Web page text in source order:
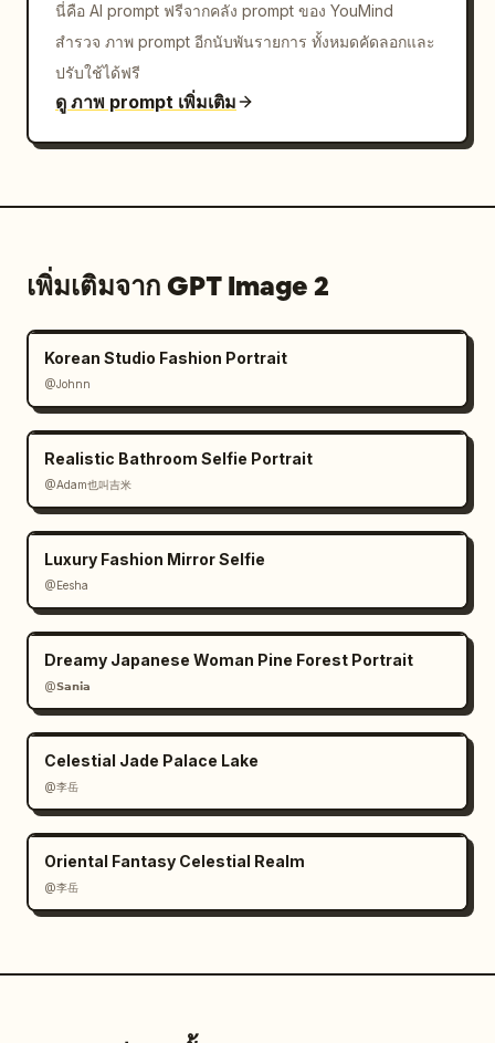
นี่คือ AI prompt ฟรีจากคลัง prompt ของ YouMind
สำรวจ ภาพ prompt อีกนับพันรายการ ทั้งหมดคัดลอกและ
ปรับใช้ได้ฟรี
ดู ภาพ prompt เพิ่มเติม
เพิ่มเติมจาก GPT Image 2
Korean Studio Fashion Portrait
@Johnn
Realistic Bathroom Selfie Portrait
@Adam也叫吉米
Luxury Fashion Mirror Selfie
@Eesha
Dreamy Japanese Woman Pine Forest Portrait
@𝗦𝗮𝗻𝗶𝗮
Celestial Jade Palace Lake
@李岳
Oriental Fantasy Celestial Realm
@李岳